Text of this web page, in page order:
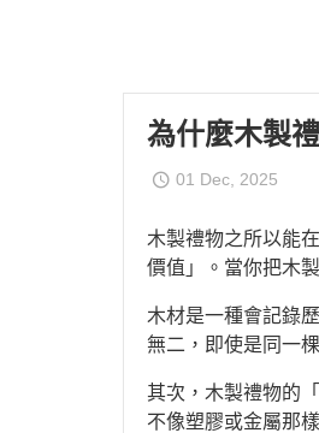
為什麼木製
01 Dec, 2025
木製禮物之所以能
價值」。當你把木
木材是一種會記錄
無二，即使是同一
其次，木製禮物的
不像塑膠或金屬那